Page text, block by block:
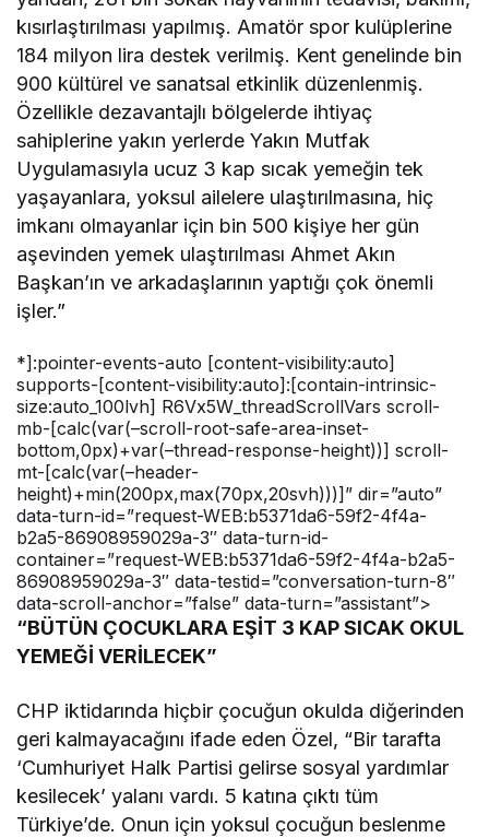
kısırlaştırılması yapılmış. Amatör spor kulüplerine
184 milyon lira destek verilmiş. Kent genelinde bin
900 kültürel ve sanatsal etkinlik düzenlenmiş.
Özellikle dezavantajlı bölgelerde ihtiyaç
sahiplerine yakın yerlerde Yakın Mutfak
Uygulamasıyla ucuz 3 kap sıcak yemeğin tek
yaşayanlara, yoksul ailelere ulaştırılmasına, hiç
imkanı olmayanlar için bin 500 kişiye her gün
aşevinden yemek ulaştırılması Ahmet Akın
Başkan’ın ve arkadaşlarının yaptığı çok önemli
işler.”
*]:pointer-events-auto [content-visibility:auto]
supports-[content-visibility:auto]:[contain-intrinsic-
size:auto_100lvh] R6Vx5W_threadScrollVars scroll-
mb-[calc(var(–scroll-root-safe-area-inset-
bottom,0px)+var(–thread-response-height))] scroll-
mt-[calc(var(–header-
height)+min(200px,max(70px,20svh)))]” dir=”auto”
data-turn-id=”request-WEB:b5371da6-59f2-4f4a-
b2a5-86908959029a-3″ data-turn-id-
container=”request-WEB:b5371da6-59f2-4f4a-b2a5-
86908959029a-3″ data-testid=”conversation-turn-8″
data-scroll-anchor=”false” data-turn=”assistant”>
“BÜTÜN ÇOCUKLARA EŞİT 3 KAP SICAK OKUL
YEMEĞİ VERİLECEK”
CHP iktidarında hiçbir çocuğun okulda diğerinden
geri kalmayacağını ifade eden Özel, “Bir tarafta
‘Cumhuriyet Halk Partisi gelirse sosyal yardımlar
kesilecek’ yalanı vardı. 5 katına çıktı tüm
Türkiye’de. Onun için yoksul çocuğun beslenme